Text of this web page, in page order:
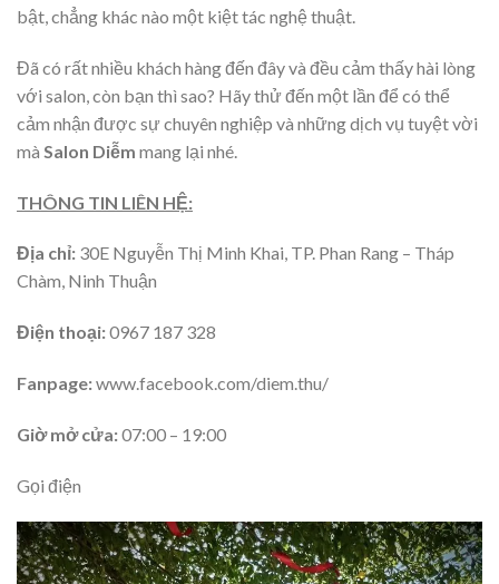
bật, chẳng khác nào một kiệt tác nghệ thuật.
Đã có rất nhiều khách hàng đến đây và đều cảm thấy hài lòng
với salon, còn bạn thì sao? Hãy thử đến một lần để có thể
cảm nhận được sự chuyên nghiệp và những dịch vụ tuyệt vời
mà Salon Diễm mang lại nhé.
THÔNG TIN LIÊN HỆ:
Địa chỉ: 30E Nguyễn Thị Minh Khai, TP. Phan Rang – Tháp
Chàm, Ninh Thuận
Điện thoại:0967 187 328
Fanpage:www.facebook.com/diem.thu/
Giờ mở cửa:07:00 – 19:00
Gọi điện